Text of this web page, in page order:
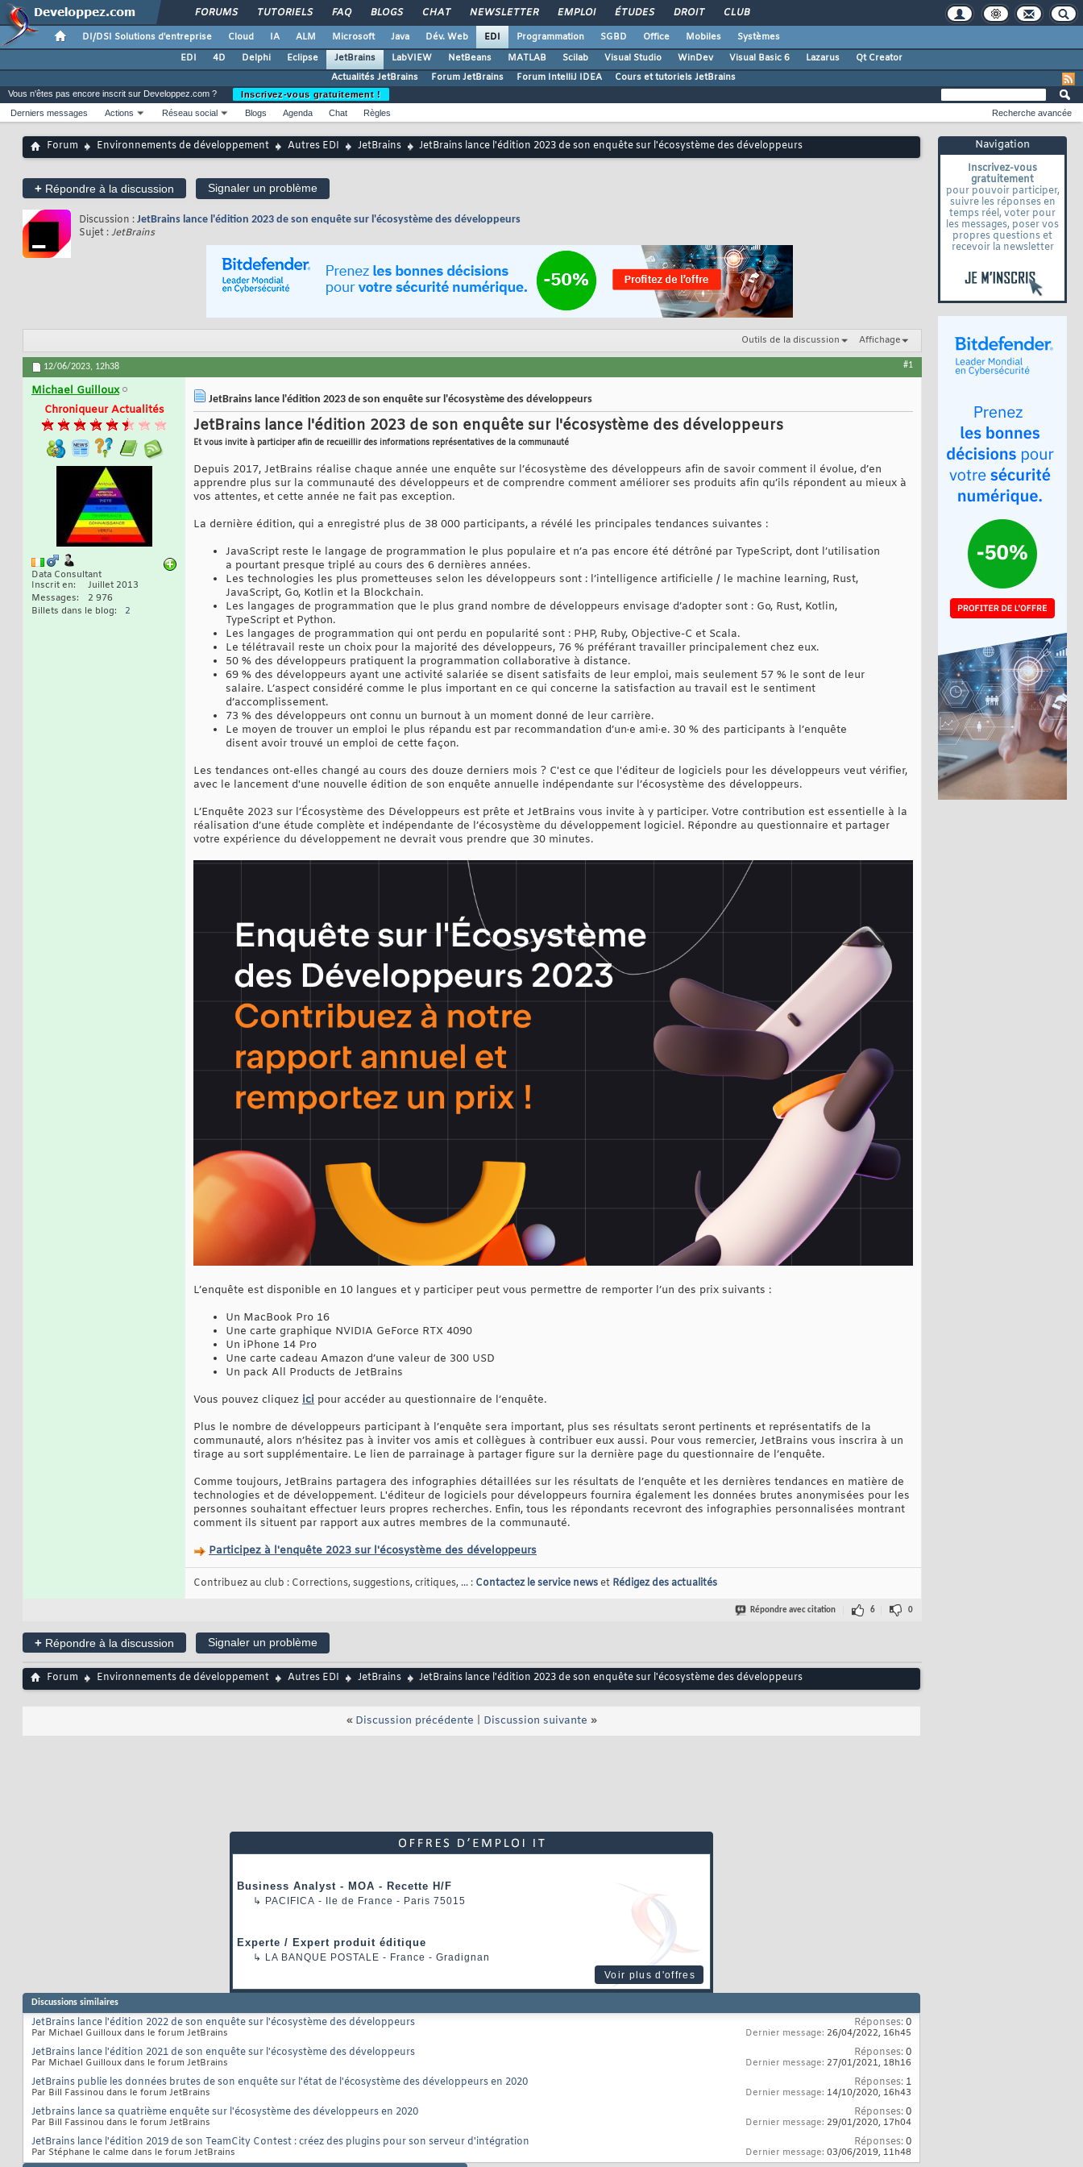
FORUMS TUTORIELS FAQ BLOGS CHAT NEWSLETTER EMPLOI ÉTUDES DROIT CLUB
DI/DSI Solutions d'entreprise Cloud IA ALM Microsoft Java Dév. Web EDI Programmation SGBD Office Mobiles
Systèmes
EDI
4D Delphi Eclipse JetBrains LabVIEW NetBeans MATLAB Scilab Visual Studio WinDev Visual Basic 6 Lazarus
Qt Creator
Actualités JetBrains
Forum JetBrains Forum IntelliJ IDEA Cours et tutoriels JetBrains
Navigation
Inscrivez-vous
gratuitement
pour pouvoir participer,
suivre les réponses en
temps réel, voter pour
les messages, poser vos
propres questions et
recevoir la newsletter
Vous n'êtes pas encore inscrit sur Developpez.com ?
Inscrivez-vous gratuitement !
Derniers messages
Actions Réseau social Blogs Agenda Chat Règles Recherche avancée
Forum Environnements de développement Autres EDI JetBrains JetBrains lance l'édition 2023 de son enquête sur l'écosystème des développeurs
+ Répondre à la discussion Signaler un problème
Discussion : JetBrains lance l'édition 2023 de son enquête sur l'écosystème des développeurs
Sujet :JetBrains
Outils de la discussion Affichage
12/06/2023, 12h38 #1
Michael Guilloux
Chroniqueur Actualités
Data Consultant
Inscrit en
Juillet 2013
Messages
2 976
Billets dans le blog
2
JetBrains lance l'édition 2023 de son enquête sur l'écosystème des développeurs
JetBrains lance l'édition 2023 de son enquête sur l'écosystème des développeurs
Et vous invite à participer afin de recueillir des informations représentatives de la communauté
Depuis 2017, JetBrains réalise chaque année une enquête sur l’écosystème des développeurs afin de savoir comment il évolue, d’en
apprendre plus sur la communauté des développeurs et de comprendre comment améliorer ses produits afin qu’ils répondent au mieux à
vos attentes, et cette année ne fait pas exception.
La dernière édition, qui a enregistré plus de 38 000 participants, a révélé les principales tendances suivantes :
JavaScript reste le langage de programmation le plus populaire et n’a pas encore été détrôné par TypeScript, dont l’utilisation
a pourtant presque triplé au cours des 6 dernières années.
Les technologies les plus prometteuses selon les développeurs sont : l’intelligence artificielle / le machine learning, Rust,
JavaScript, Go, Kotlin et la Blockchain.
Les langages de programmation que le plus grand nombre de développeurs envisage d’adopter sont : Go, Rust, Kotlin,
TypeScript et Python.
Les langages de programmation qui ont perdu en popularité sont : PHP, Ruby, Objective-C et Scala.
Le télétravail reste un choix pour la majorité des développeurs, 76 % préférant travailler principalement chez eux.
50 % des développeurs pratiquent la programmation collaborative à distance.
69 % des développeurs ayant une activité salariée se disent satisfaits de leur emploi, mais seulement 57 % le sont de leur
salaire. L’aspect considéré comme le plus important en ce qui concerne la satisfaction au travail est le sentiment
d’accomplissement.
73 % des développeurs ont connu un burnout à un moment donné de leur carrière.
Le moyen de trouver un emploi le plus répandu est par recommandation d’un·e ami·e. 30 % des participants à l’enquête
disent avoir trouvé un emploi de cette façon.
Les tendances ont-elles changé au cours des douze derniers mois ? C'est ce que l'éditeur de logiciels pour les développeurs veut vérifier,
avec le lancement d'une nouvelle édition de son enquête annuelle indépendante sur l’écosystème des développeurs.
L’Enquête 2023 sur l’Écosystème des Développeurs est prête et JetBrains vous invite à y participer. Votre contribution est essentielle à la
réalisation d’une étude complète et indépendante de l’écosystème du développement logiciel. Répondre au questionnaire et partager
votre expérience du développement ne devrait vous prendre que 30 minutes.
L’enquête est disponible en 10 langues et y participer peut vous permettre de remporter l’un des prix suivants :
Un MacBook Pro 16
Une carte graphique NVIDIA GeForce RTX 4090
Un iPhone 14 Pro
Une carte cadeau Amazon d’une valeur de 300 USD
Un pack All Products de JetBrains
Vous pouvez cliquez ici pour accéder au questionnaire de l’enquête.
Plus le nombre de développeurs participant à l’enquête sera important, plus ses résultats seront pertinents et représentatifs de la
communauté, alors n’hésitez pas à inviter vos amis et collègues à contribuer eux aussi. Pour vous remercier, JetBrains vous inscrira à un
tirage au sort supplémentaire. Le lien de parrainage à partager figure sur la dernière page du questionnaire de l’enquête.
Comme toujours, JetBrains partagera des infographies détaillées sur les résultats de l’enquête et les dernières tendances en matière de
technologies et de développement. L'éditeur de logiciels pour développeurs fournira également les données brutes anonymisées pour les
personnes souhaitant effectuer leurs propres recherches. Enfin, tous les répondants recevront des infographies personnalisées montrant
comment ils situent par rapport aux autres membres de la communauté.
Participez à l'enquête 2023 sur l'écosystème des développeurs
Contribuez au club : Corrections, suggestions, critiques, ... : Contactez le service newset Rédigez des actualités
Répondre avec citation 6 0
+ Répondre à la discussion Signaler un problème
Forum Environnements de développement Autres EDI JetBrains JetBrains lance l'édition 2023 de son enquête sur l'écosystème des développeurs
« Discussion précédente Discussion suivante »
Business Analyst - MOA - Recette H/F
↳ PACIFICA - Ile de France - Paris 75015
Experte / Expert produit éditique
↳ LA BANQUE POSTALE - France - Gradignan
Voir plus d'offres
Discussions similaires
JetBrains lance l'édition 2022 de son enquête sur l'écosystème des développeurs
Par Michael Guilloux dans le forum JetBrains
Réponses:0
Dernier message: 26/04/2022, 16h45
JetBrains lance l'édition 2021 de son enquête sur l'écosystème des développeurs
Par Michael Guilloux dans le forum JetBrains
Réponses:0
Dernier message: 27/01/2021, 18h16
JetBrains publie les données brutes de son enquête sur l'état de l'écosystème des développeurs en 2020
Par Bill Fassinou dans le forum JetBrains
Réponses: 1
Dernier message: 14/10/2020, 16h43
Jetbrains lance sa quatrième enquête sur l'écosystème des développeurs en 2020
Par Bill Fassinou dans le forum JetBrains
Réponses:0
Dernier message: 29/01/2020, 17h04
JetBrains lance l'édition 2019 de son TeamCity Contest : créez des plugins pour son serveur d'intégration
Par Stéphane le calme dans le forum JetBrains
Réponses:0
Dernier message: 03/06/2019, 11h48